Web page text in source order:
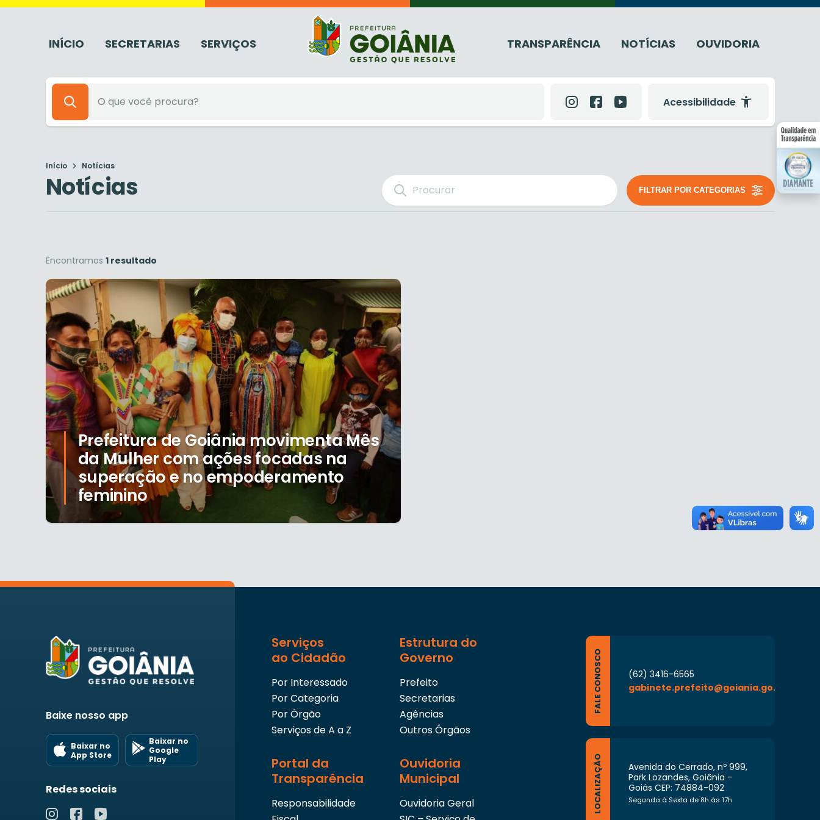
INÍCIO SECRETARIAS SERVIÇOS TRANSPARÊNCIA NOTÍCIAS OUVIDORIA
Acessibilidade
Início Notícias
Notícias FILTRAR POR CATEGORIAS
Encontramos 1 resultado
Prefeitura de Goiânia movimenta Mês
da Mulher com ações focadas na
superação e no empoderamento
feminino
Baixe nosso app
Baixar no
App Store
Baixar no
Google
Play
Redes sociais
Serviços
ao Cidadão
Por Interessado
Por Categoria
Por Órgão
Serviços de A a Z
Estrutura do
Governo
Prefeito
Secretarias
Agências
Outros Órgãos
Portal da
Transparência
Responsabilidade
Ouvidoria
Municipal
Ouvidoria Geral
FALE CONOSCO
(62) 3416-6565
gabinete.prefeito@goiania.go.gov.br
LOCALIZAÇÃO
Avenida do Cerrado, nº 999,
Park Lozandes, Goiânia -
Goiás CEP: 74884-092
Segunda à Sexta de 8h às 17h